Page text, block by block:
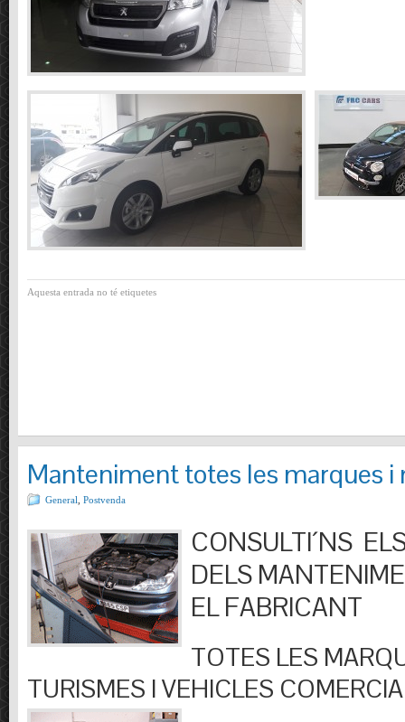
Aquesta entrada no té etiquetes
Manteniment totes les marques i
General Postvenda
CONSULTI´NS
DELS
EL FABRICANT
TOTES LES
TURISMES I VEHICLES